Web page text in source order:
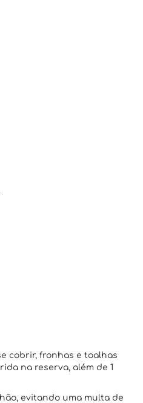
cobrir, fronhas e toalhas
na reserva, além de 1
evitando uma multa de